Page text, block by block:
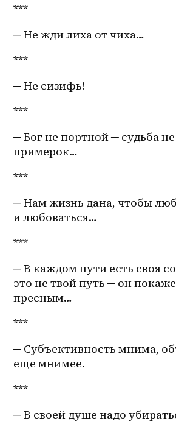
***
─ Не жди лиха от чиха…
***
─ Не сизифь!
***
─ Бог не портной ─ судьба не
примерок…
***
─ Нам жизнь дана, чтобы
и любоваться…
***
─ В каждом пути есть своя
это не твой путь ─ он
пресным…
***
─ Субъективность мнима,
еще мнимее.
***
─ В своей душе надо